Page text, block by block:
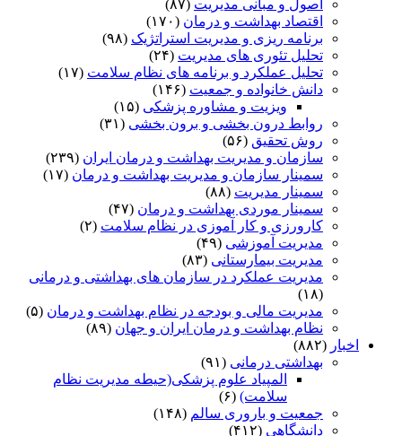
اصول و مبانی مدیریت (۸۷)
اقتصاد بهداشت و درمان (۱۷۰)
برنامه ریزی و مدیریت استراتژیک (۹۸)
تحلیل تئوری های مدیریت (۲۴)
تحلیل عملکرد و برنامه های نظام سلامت (۱۷)
دانش خانواده و جمعیت (۱۴۶)
ویزیت و مشاوره پزشکی (۱۵)
روابط درون بخشی و برون بخشی (۳۱)
روش تحقیق (۵۶)
سازمان و مدیریت بهداشت و درمان ایران (۲۳۹)
سمینار سازمان و مدیریت بهداشت و درمان (۱۷)
سمینار مدیریت (۸۸)
سمینار موردی بهداشت و درمان (۴۷)
کارورزی و کار آموزی در نظام سلامت (۲)
مدیریت آموزشی (۴۹)
مدیریت بیمارستانی (۸۳)
مدیریت عملکرد در سازمان های بهداشتی و درمانی
(۱۸)
مدیریت مالی و بودجه در نظام بهداشت و درمان (۵)
نظام بهداشت و درمان ایران و جهان (۸۹)
اخبار (۸۸۲)
بهداشتی درمانی (۹۱)
المپیاد علوم پزشکی(حیطه مدیریت نظام
سلامت) (۶)
جمعیت و باروری سالم (۱۴۸)
دانشگاهی (۴۱۲)